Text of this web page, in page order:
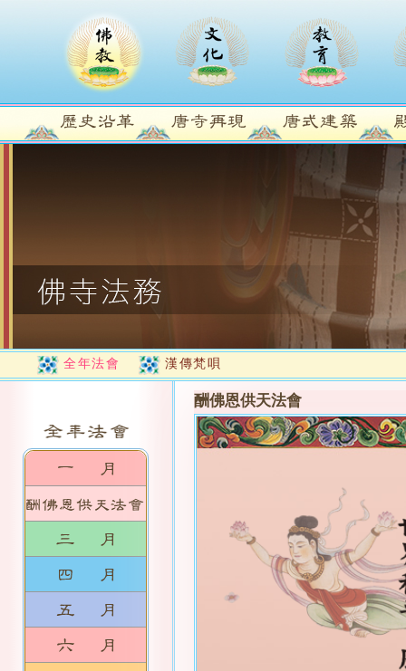
全年法會 漢傳梵唄
酬佛恩供天法會